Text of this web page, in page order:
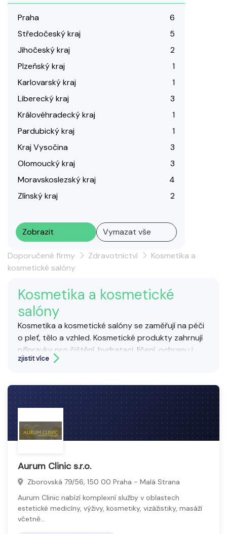
Praha
6
Středočeský kraj
5
Jihočeský kraj
2
Plzeňský kraj
1
Karlovarský kraj
1
Liberecký kraj
3
Královéhradecký kraj
1
Pardubický kraj
1
Kraj Vysočina
3
Olomoucký kraj
3
Moravskoslezský kraj
4
Zlínský kraj
2
Zobrazit Vymazat vše
Doporučené firmy Zdravotnictví
Kosmetika a
kosmetické salóny
Kosmetika a kosmetické
salóny
Kosmetika a kosmetické salóny se zaměřují na péči
o pleť, tělo a vzhled. Kosmetické produkty zahrnují
přípravky pro čištění, hydrataci, líčení, ochranu i
regeneraci pokožky.
jako ošetření pleti, líčení, depilaci, masáže nebo péči
o řasy a obočí. Cílem je podpořit zdraví, krásu a
celkovou pohodu klienta.
zjistit více
Aurum Clinic s.r.o.
Zborovská 79/56, 150 00 Praha - Malá Strana
Aurum Clinic nabízí komplexní služby v oblastech
estetické medicíny, výživy, kosmetiky, vizážistiky, masáží
včetně…